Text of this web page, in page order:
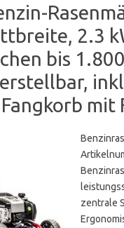
2.3
bis
mit
zentrale